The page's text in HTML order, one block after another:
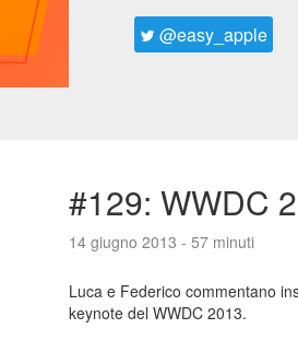
@easy_apple
#129: WWDC
14 giugno 2013 - 57 minuti
Luca e Federico commentano
keynote del WWDC 2013.